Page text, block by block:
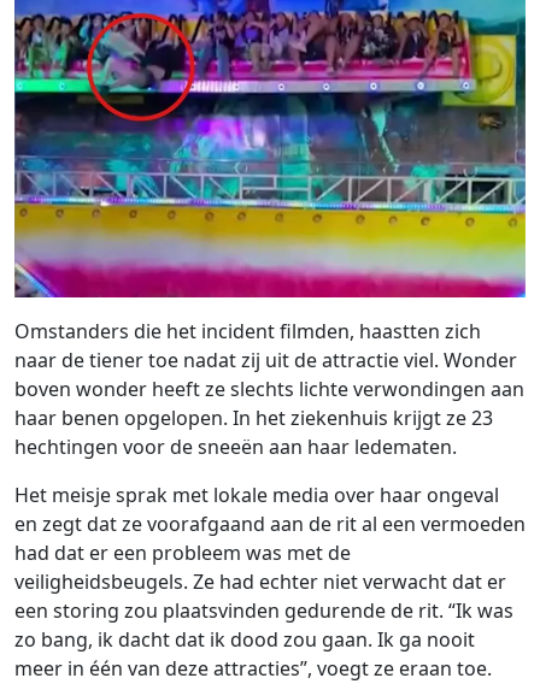
Omstanders die het incident filmden, haastten zich
naar de tiener toe nadat zij uit de attractie viel. Wonder
boven wonder heeft ze slechts lichte verwondingen aan
haar benen opgelopen. In het ziekenhuis krijgt ze 23
hechtingen voor de sneeën aan haar ledematen.
Het meisje sprak met lokale media over haar ongeval
en zegt dat ze voorafgaand aan de rit al een vermoeden
had dat er een probleem was met de
veiligheidsbeugels. Ze had echter niet verwacht dat er
een storing zou plaatsvinden gedurende de rit. “Ik was
zo bang, ik dacht dat ik dood zou gaan. Ik ga nooit
meer in één van deze attracties”, voegt ze eraan toe.